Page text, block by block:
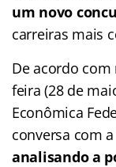
um novo
carreiras mais
De acordo
feira (28 de
Econômica
conversa com
analisando a